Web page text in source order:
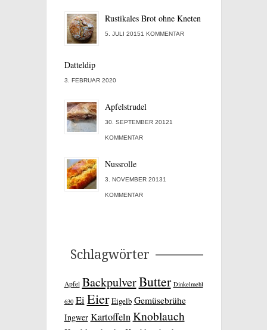
Rustikales Brot ohne Kneten
5. JULI 20151 KOMMENTAR
Datteldip
3. FEBRUAR 2020
Apfelstrudel
30. SEPTEMBER 20121
KOMMENTAR
Nussrolle
3. NOVEMBER 20131
KOMMENTAR
Schlagwörter
Apfel BackpulverButter Dinkelmehl
630 Ei Eier Eigelb Gemüsebrühe
Ingwer Kartoffeln Knoblauch